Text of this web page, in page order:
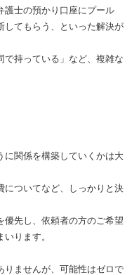
護士の預かり口座にプール
してもらう、といった解決が
で持っている」など、複雑な
に関係を構築していくかは大
についてなど、しっかりと決
優先し、依頼者の方のご希望
ります。
りませんが、可能性はゼロで